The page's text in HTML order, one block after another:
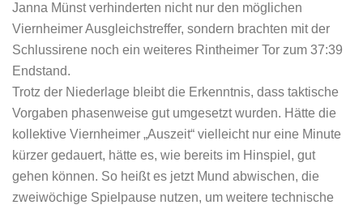
Janna Münst verhinderten nicht nur den möglichen
Viernheimer Ausgleichstreffer, sondern brachten mit der
Schlussirene noch ein weiteres Rintheimer Tor zum 37:39
Endstand.
Trotz der Niederlage bleibt die Erkenntnis, dass taktische
Vorgaben phasenweise gut umgesetzt wurden. Hätte die
kollektive Viernheimer „Auszeit“ vielleicht nur eine Minute
kürzer gedauert, hätte es, wie bereits im Hinspiel, gut
gehen können. So heißt es jetzt Mund abwischen, die
zweiwöchige Spielpause nutzen, um weitere technische